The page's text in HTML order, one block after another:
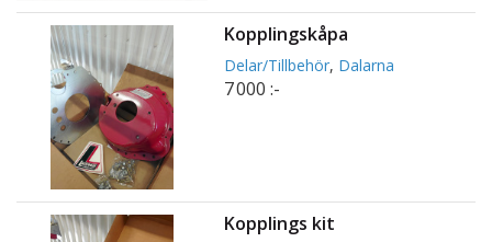
Kopplingskåpa
Delar/Tillbehör, Dalarna
7 000 :-
Kopplings kit